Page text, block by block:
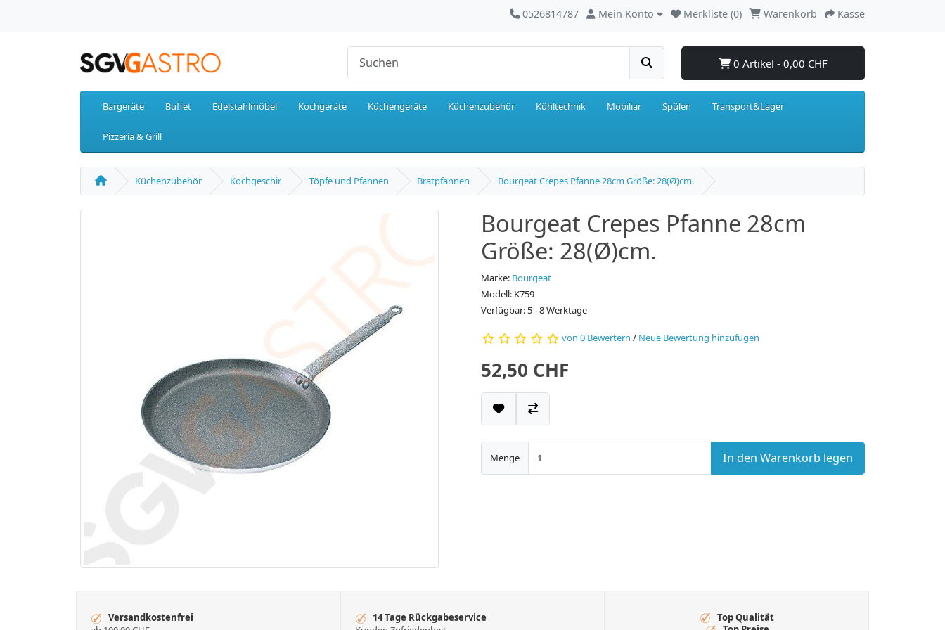
0526814787 Mein Konto Merkliste (0) Warenkorb Kasse
0 Artikel - 0,00 CHF
Bargeräte Buffet Edelstahlmöbel Kochgeräte Küchengeräte Küchenzubehör Kühltechnik Mobiliar Spülen Transport&Lager
Pizzeria & Grill
Küchenzubehör Kochgeschir Töpfe und Pfannen Bratpfannen Bourgeat Crepes Pfanne 28cm Größe: 28(Ø)cm.
Bourgeat Crepes Pfanne 28cm
Größe: 28(Ø)cm.
Marke: Bourgeat
Modell: K759
Verfügbar: 5 - 8 Werktage
von 0 Bewertern / Neue Bewertung hinzufügen
52,50 CHF
Menge In den Warenkorb legen
Versandkostenfrei
14 Tage Rückgabeservice
Top Qualität